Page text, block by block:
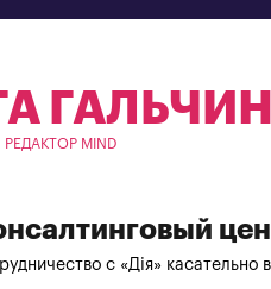
MIND
с «Дія» касательно